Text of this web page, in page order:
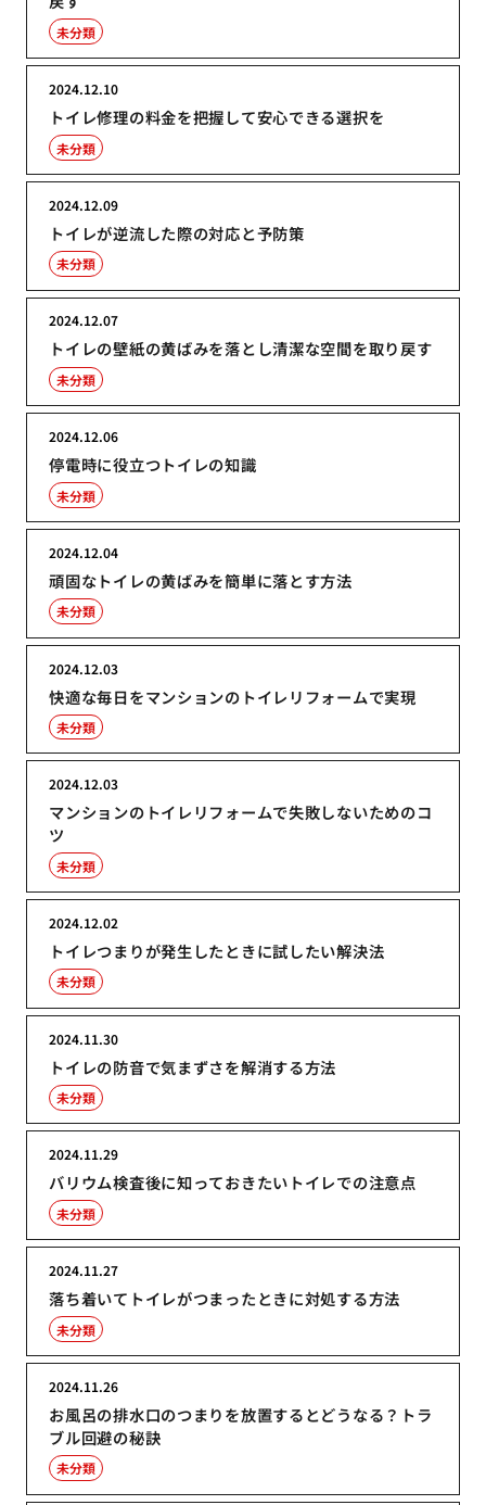
未分類
トイレ修理の料金を把握して安心できる選択を
2024.12.10
未分類
トイレが逆流した際の対応と予防策
2024.12.09
未分類
トイレの壁紙の黄ばみを落とし清潔な空間を取り戻す
2024.12.07
未分類
停電時に役立つトイレの知識
2024.12.06
未分類
頑固なトイレの黄ばみを簡単に落とす方法
2024.12.04
未分類
快適な毎日をマンションのトイレリフォームで実現
2024.12.03
未分類
マンションのトイレリフォームで失敗しないためのコ
ツ
2024.12.03
未分類
トイレつまりが発生したときに試したい解決法
2024.12.02
未分類
トイレの防音で気まずさを解消する方法
2024.11.30
未分類
バリウム検査後に知っておきたいトイレでの注意点
2024.11.29
未分類
落ち着いてトイレがつまったときに対処する方法
2024.11.27
未分類
お風呂の排水口のつまりを放置するとどうなる？トラ
ブル回避の秘訣
2024.11.26
未分類